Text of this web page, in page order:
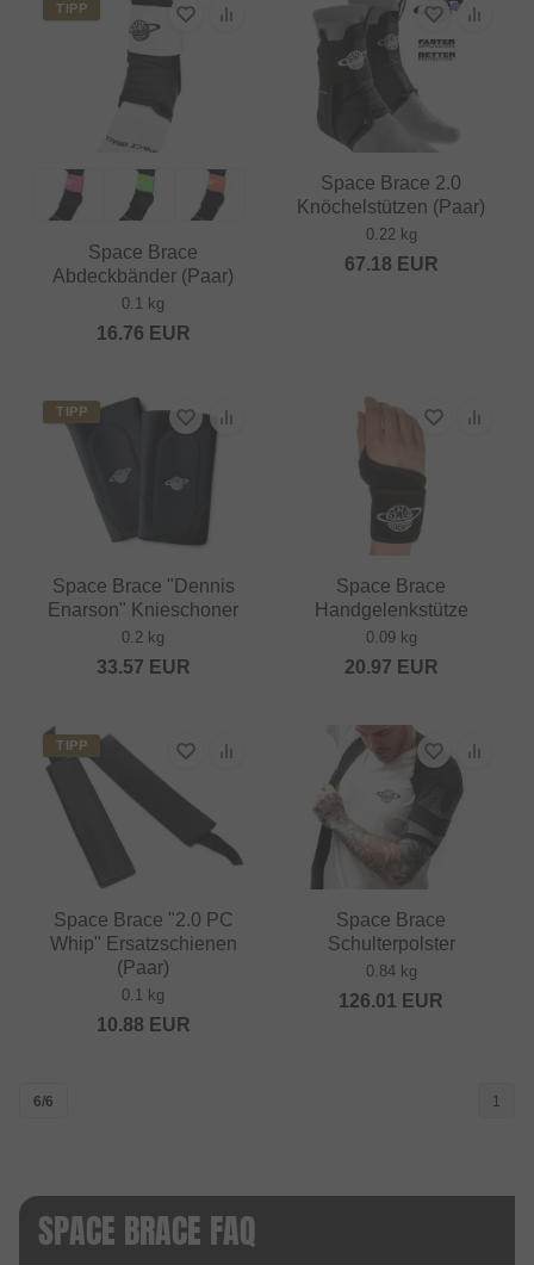
TIPP
Space Brace
Abdeckbänder (Paar)
0.1 kg
16.76 EUR
Space Brace 2.0
Knöchelstützen (Paar)
0.22 kg
67.18 EUR
TIPP
Space Brace "Dennis
Enarson" Knieschoner
0.2 kg
33.57 EUR
Space Brace
Handgelenkstütze
0.09 kg
20.97 EUR
TIPP
Space Brace "2.0 PC
Whip" Ersatzschienen
(Paar)
0.1 kg
10.88 EUR
Space Brace
Schulterpolster
0.84 kg
126.01 EUR
6/6 1
SPACE BRACE FAQ